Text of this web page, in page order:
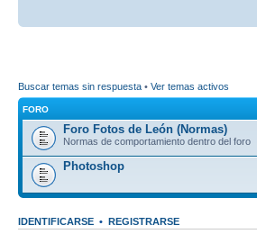
Buscar temas sin respuesta • Ver temas activos
FORO
Foro Fotos de León (Normas)
Normas de comportamiento dentro del foro
Photoshop
IDENTIFICARSE • REGISTRARSE